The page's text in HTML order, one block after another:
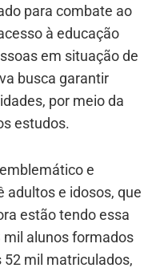
para combate ao
à educação
em situação de
busca garantir
por meio da
estudos.
e
adultos e idosos, que
estão tendo essa
alunos formados
52 mil matriculados,